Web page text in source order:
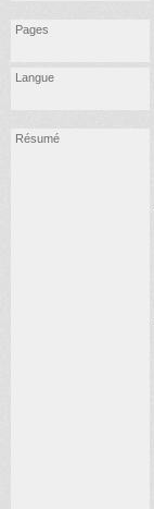
Pages
Langue
Résumé